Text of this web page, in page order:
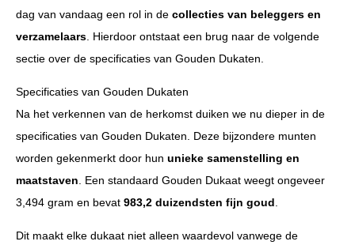
dag van vandaag een rol in de collecties van beleggers en
verzamelaars. Hierdoor ontstaat een brug naar de volgende
sectie over de specificaties van Gouden Dukaten.
Specificaties van Gouden Dukaten
Na het verkennen van de herkomst duiken we nu dieper in de
specificaties van Gouden Dukaten. Deze bijzondere munten
worden gekenmerkt door hun unieke samenstelling en
maatstaven. Een standaard Gouden Dukaat weegt ongeveer
3,494 gram en bevat 983,2 duizendsten fijn goud.
Dit maakt elke dukaat niet alleen waardevol vanwege de